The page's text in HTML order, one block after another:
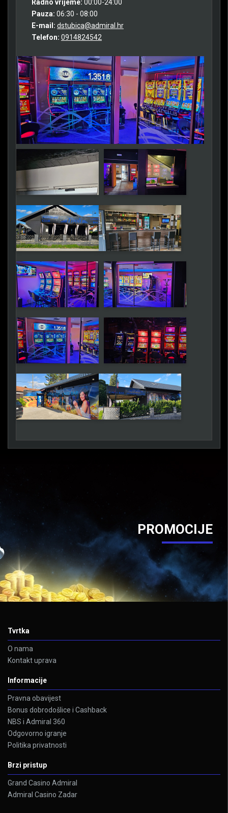
Radno vrijeme: 00:00-24:00
Pauza: 06:30 - 08:00
E-mail: dstubica@admiral.hr
Telefon: 0914824542
PROMOCIJE
Tvrtka
O nama
Kontakt uprava
Informacije
Pravna obavijest
Bonus dobrodošlice i Cashback
NBS i Admiral 360
Odgovorno igranje
Politika privatnosti
Brzi pristup
Grand Casino Admiral
Admiral Casino Zadar